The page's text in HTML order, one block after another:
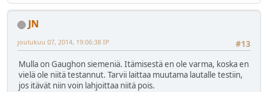
JN
#13
joulukuu 07, 2014, 19:06:38 IP
Mulla on Gaughon siemeniä. Itämisestä en ole varma, koska en
vielä ole niitä testannut. Tarvii laittaa muutama lautalle testiin,
jos itävät niin voin lahjoittaa niitä pois.